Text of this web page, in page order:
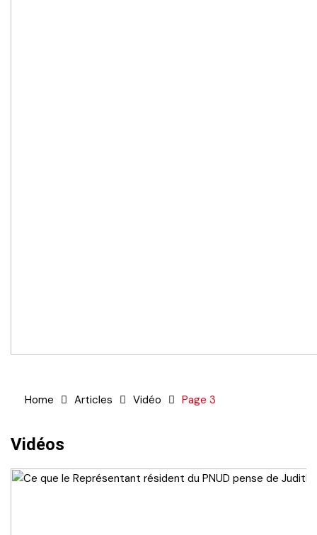
Home Articles Vidéo Page 3
Vidéos